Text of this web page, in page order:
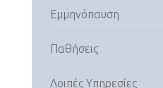
Εμμηνόπαυση
Παθήσεις
Λοιπές Υπηρεσίες